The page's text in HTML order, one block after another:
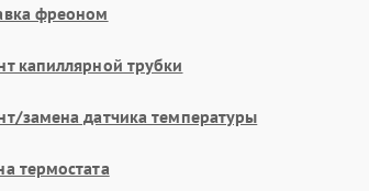
фреоном
капиллярной трубки
замена датчика температуры
термостата